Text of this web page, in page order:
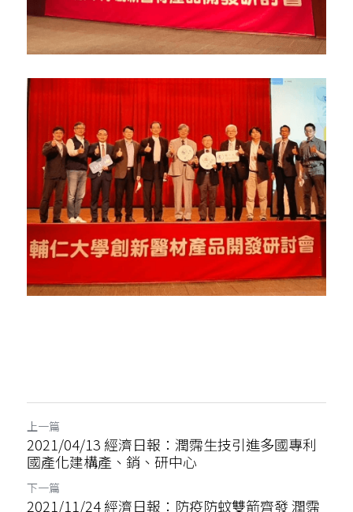
上一篇
2021/04/13 經濟日報：潤霈生技引進多國專利
國產化建構產、銷、研中心
下一篇
2021/11/24 經濟日報：防疫防蚊雙箭齊發 潤霈